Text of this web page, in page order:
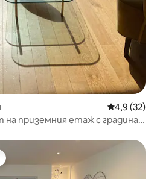
Средна
4,9 (32)
приземния етаж с градина в
на гостите